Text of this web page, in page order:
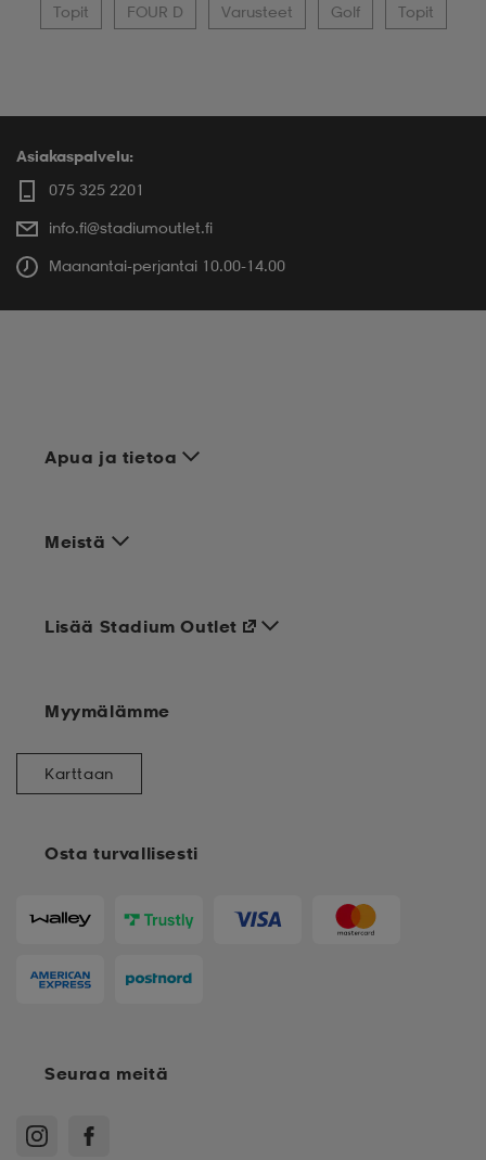
Topit FOUR D Varusteet Golf Topit
Asiakaspalvelu:
075 325 2201
info.fi@stadiumoutlet.fi
Maanantai-perjantai 10.00-14.00
Apua ja tietoa
Meistä
Osta turvallisesti
Lisää Stadium Outlet
Myymälämme
Karttaan
Seuraa meitä